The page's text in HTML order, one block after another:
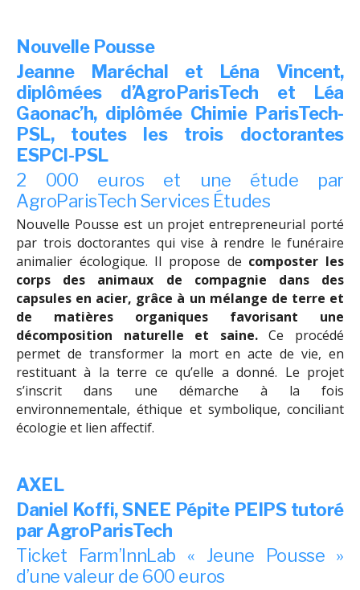
Nouvelle Pousse
Jeanne Maréchal et Léna Vincent,
diplômées d’AgroParisTech et Léa
Gaonac’h, diplômée Chimie ParisTech-
PSL, toutes les trois doctorantes
ESPCI-PSL
2 000 euros et une étude par
AgroParisTech Services Études
Nouvelle Pousse est un projet entrepreneurial porté
par trois doctorantes qui vise à rendre le funéraire
animalier écologique. Il propose de composter les
corps des animaux de compagnie dans des
capsules en acier, grâce à un mélange de terre et
de matières organiques favorisant une
décomposition naturelle et saine.Ce procédé
permet de transformer la mort en acte de vie, en
restituant à la terre ce qu’elle a donné. Le projet
s’inscrit dans une démarche à la fois
environnementale, éthique et symbolique, conciliant
écologie et lien affectif.
AXEL
Daniel Koffi, SNEE Pépite PEIPS tutoré
par AgroParisTech
Ticket Farm’InnLab « Jeune Pousse »
d’une valeur de 600 euros